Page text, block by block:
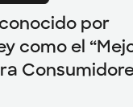
por
como el